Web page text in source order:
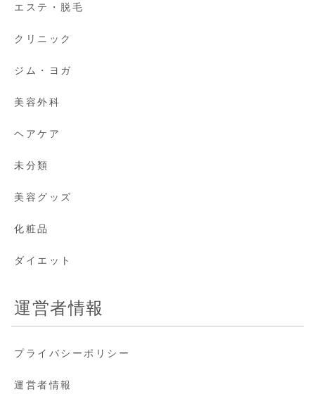
エステ・脱毛
クリニック
ジム・ヨガ
美容外科
ヘアケア
未分類
美容グッズ
化粧品
ダイエット
運営者情報
プライバシーポリシー
運営者情報